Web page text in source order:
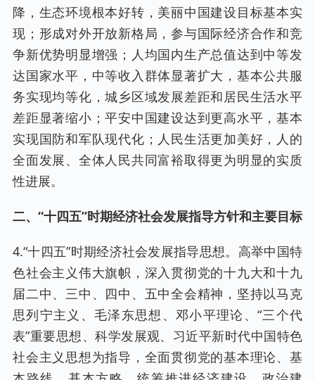
降，生态环境根本好转，美丽中国建设目标基本实
现；形成对外开放新格局，参与国际经济合作和竞
争新优势明显增强；人均国内生产总值达到中等发
达国家水平，中等收入群体显著扩大，基本公共服
务实现均等化，城乡区域发展差距和居民生活水平
差距显著缩小；平安中国建设达到更高水平，基本
实现国防和军队现代化；人民生活更加美好，人的
全面发展、全体人民共同富裕取得更为明显的实质
性进展。
二、“十四五”时期经济社会发展指导方针和主要目标
4.“十四五”时期经济社会发展指导思想。高举中国特
色社会主义伟大旗帜，深入贯彻党的十九大和十九
届二中、三中、四中、五中全会精神，坚持以马克
思列宁主义、毛泽东思想、邓小平理论、“三个代
表”重要思想、科学发展观、习近平新时代中国特色
社会主义思想为指导，全面贯彻党的基本理论、基